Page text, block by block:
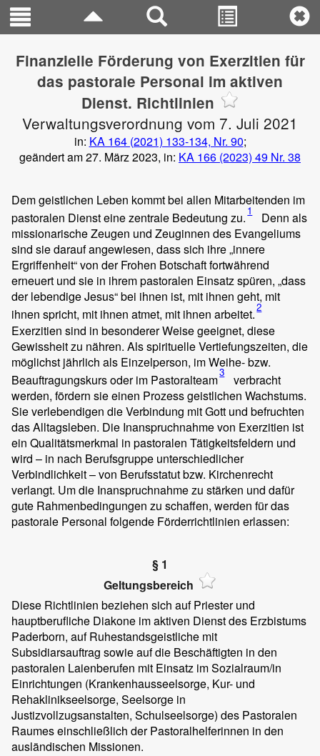
Finanzielle Förderung von Exerzitien für
das pastorale Personal im aktiven
Dienst. Richtlinien
Verwaltungsverordnung vom 7. Juli 2021
in: KA 164 (2021) 133-134, Nr. 90;
geändert am 27. März 2023, in: KA 166 (2023) 49 Nr. 38
Dem geistlichen Leben kommt bei allen Mitarbeitenden im
pastoralen Dienst eine zentrale Bedeutung zu. 1
Denn als
missionarische Zeugen und Zeuginnen des Evangeliums
sind sie darauf angewiesen, dass sich ihre „innere
Ergriffenheit“ von der Frohen Botschaft fortwährend
erneuert und sie in ihrem pastoralen Einsatz spüren, „dass
der lebendige Jesus“ bei ihnen ist, mit ihnen geht, mit
ihnen spricht, mit ihnen atmet, mit ihnen arbeitet.2
Exerzitien sind in besonderer Weise geeignet, diese
Gewissheit zu nähren. Als spirituelle Vertiefungszeiten, die
möglichst jährlich als Einzelperson, im Weihe- bzw.
Beauftragungskurs oder im Pastoralteam3
verbracht
werden, fördern sie einen Prozess geistlichen Wachstums.
Sie verlebendigen die Verbindung mit Gott und befruchten
das Alltagsleben. Die Inanspruchnahme von Exerzitien ist
ein Qualitätsmerkmal in pastoralen Tätigkeitsfeldern und
wird – in nach Berufsgruppe unterschiedlicher
Verbindlichkeit – von Berufsstatut bzw. Kirchenrecht
verlangt. Um die Inanspruchnahme zu stärken und dafür
gute Rahmenbedingungen zu schaffen, werden für das
pastorale Personal folgende Förderrichtlinien erlassen:
§ 1
Geltungsbereich
Diese Richtlinien beziehen sich auf Priester und
hauptberufliche Diakone im aktiven Dienst des Erzbistums
Paderborn, auf Ruhestandsgeistliche mit
Subsidiarsauftrag sowie auf die Beschäftigten in den
pastoralen Laienberufen mit Einsatz im Sozialraum/in
Einrichtungen (Krankenhausseelsorge, Kur- und
Rehaklinikseelsorge, Seelsorge in
Justizvollzugsanstalten, Schulseelsorge) des Pastoralen
Raumes einschließlich der Pastoralhelferinnen in den
ausländischen Missionen.